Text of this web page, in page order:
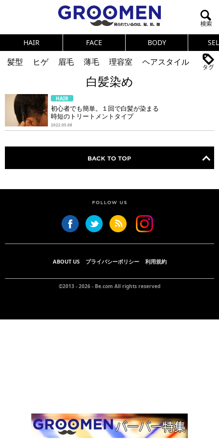
HAIR FACE BODY
髪型 ヒゲ 眉毛 薄毛 理容室
ヘアスタイル
ニオイ
連載
メンズコスメ
NEWS PICK UP 筋肉
テストステロン
健康
スキンケア 食事
調査結果
トレーニング
好印象な男
頭皮ケア
ダイエット
理容室
白髪染め
HAIR
初心者でも簡単。１回で白髪が染まる
時短のトリートメントタイプ
2022.05.08
ABOUT US プライバシーポリシー 利用規約
©2013 - 2026 - Be.com All rights reserved